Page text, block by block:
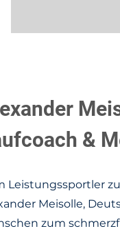
&
Leistungssportler
Meisolle,
zum